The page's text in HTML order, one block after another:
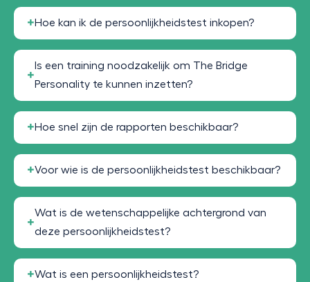
Hoe kan ik de persoonlijkheidstest inkopen?
Is een training noodzakelijk om The Bridge
Personality te kunnen inzetten?
Hoe snel zijn de rapporten beschikbaar?
Voor wie is de persoonlijkheidstest beschikbaar?
Wat is de wetenschappelijke achtergrond van
deze persoonlijkheidstest?
Wat is een persoonlijkheidstest?